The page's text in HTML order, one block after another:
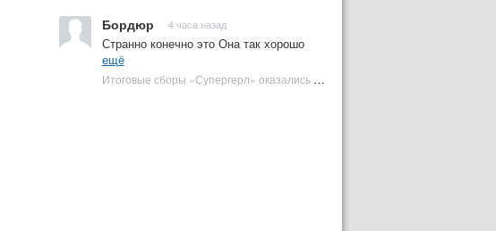
Бордюр 4 часа назад
Странно конечно это Она так хорошо
ещё
Итоговые сборы «Супергерл» оказались худшими для DC за два десятилетия | Plugged In Ru